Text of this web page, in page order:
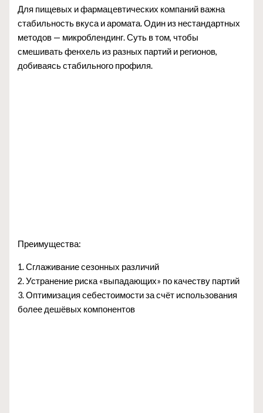
Для пищевых и фармацевтических компаний важна
стабильность вкуса и аромата. Один из нестандартных
методов — микроблендинг. Суть в том, чтобы
смешивать фенхель из разных партий и регионов,
добиваясь стабильного профиля.
Преимущества:
1. Сглаживание сезонных различий
2. Устранение риска «выпадающих» по качеству партий
3. Оптимизация себестоимости за счёт использования
более дешёвых компонентов